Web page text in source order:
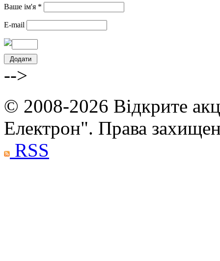
Ваше ім'я *
E-mail
-->
© 2008-2026 Відкрите
Електрон". Права
RSS